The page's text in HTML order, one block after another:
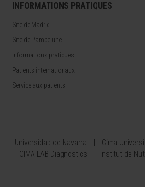
INFORMATIONS PRATIQUES
Site de Madrid
Site de Pampelune
Informations pratiques
Patients internationaux
Service aux patients
Universidad de Navarra
Cima
CIMA LAB Diagnostics
Institut de